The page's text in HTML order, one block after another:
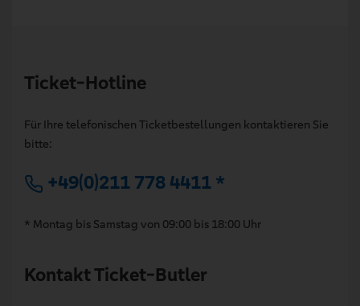
Ticket-Hotline
Für Ihre telefonischen Ticketbestellungen kontaktieren Sie
bitte:
+49(0)211 778 4411 *
* Montag bis Samstag von 09:00 bis 18:00 Uhr
Kontakt Ticket-Butler